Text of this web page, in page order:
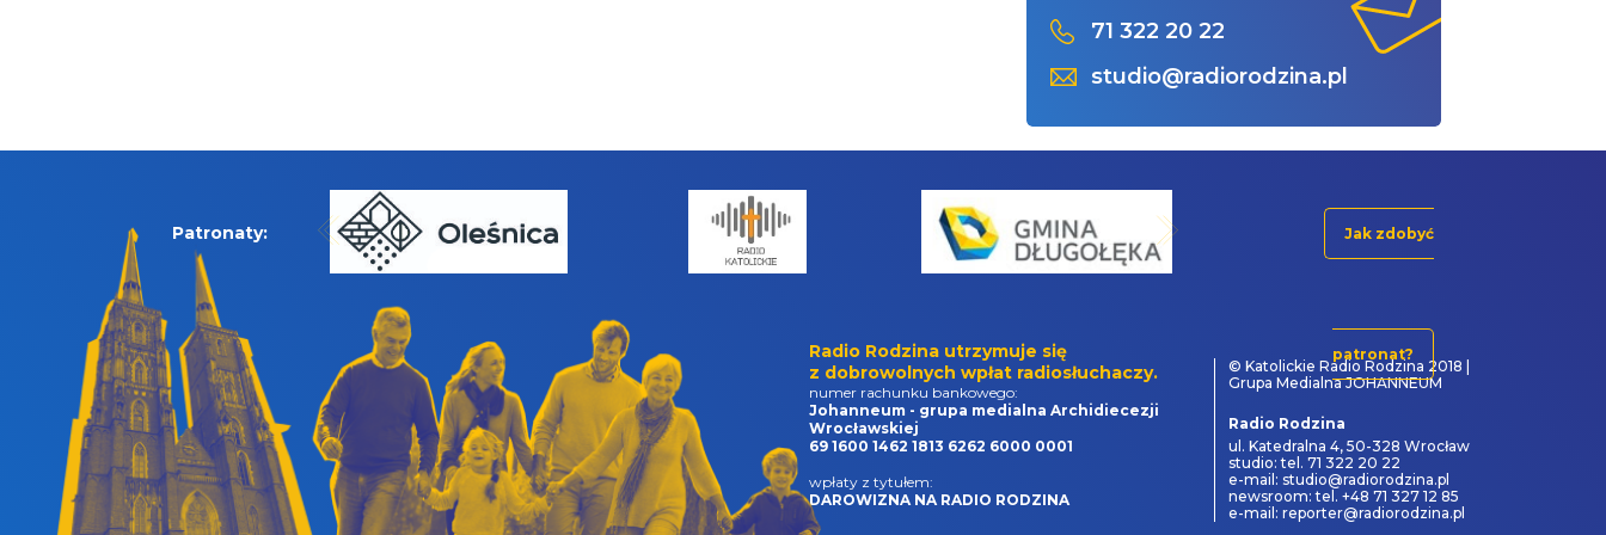
71 322 20 22
studio@radiorodzina.pl
Patronaty: Jak zdobyć
patronat?
Radio Rodzina utrzymuje się
z dobrowolnych wpłat radiosłuchaczy.
numer rachunku bankowego:
Johanneum - grupa medialna Archidiecezji
Wrocławskiej
69 1600 1462 1813 6262 6000 0001
wpłaty z tytułem:
DAROWIZNA NA RADIO RODZINA
© Katolickie Radio Rodzina 2018 |
Grupa Medialna JOHANNEUM
Radio Rodzina
ul. Katedralna 4, 50-328 Wrocław
studio: tel. 71 322 20 22
e-mail: studio@radiorodzina.pl
newsroom: tel. +48 71 327 12 85
e-mail: reporter@radiorodzina.pl